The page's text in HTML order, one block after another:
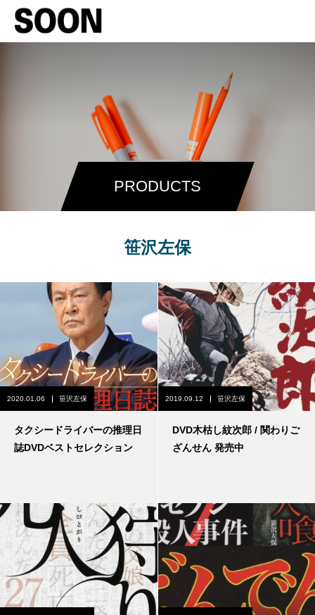
PRODUCTS
笹沢左保
2020.01.06 笹沢左保
タクシードライバーの推理日
誌DVDベストセレクション
2019.09.12 笹沢左保
DVD木枯し紋次郎 / 関わりご
ざんせん 発売中